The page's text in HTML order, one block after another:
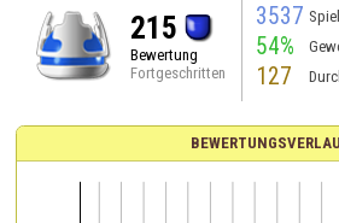
215
Bewertung
Fortgeschritten
3537
54%
127